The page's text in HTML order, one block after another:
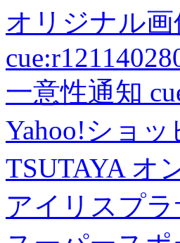
オリジナル
一意性通知
Yahoo!ショ
TSUTAYA オ
アイリスプ